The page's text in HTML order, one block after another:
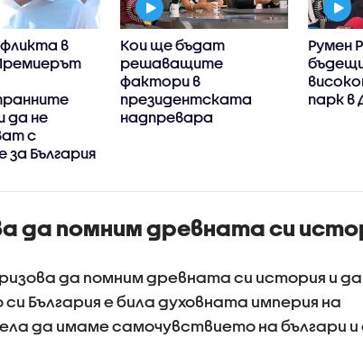
в
да не
с
за България
Кои ще бъдат
решаващите
фактори в
президентската
надпревара
Румен
парк в
да помним древната си
да помним древната си история и да
България е била духовната империя на
да имаме самочувствието на българи и